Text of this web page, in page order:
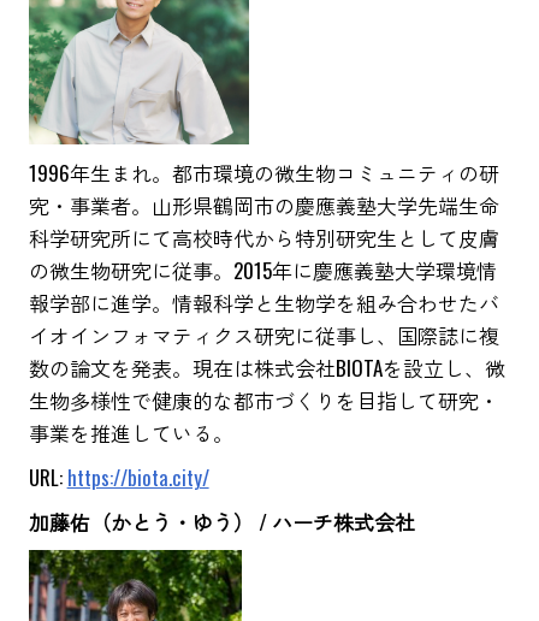
1996年生まれ。都市環境の微生物コミュニティの研
究・事業者。山形県鶴岡市の慶應義塾大学先端生命
科学研究所にて高校時代から特別研究生として皮膚
の微生物研究に従事。2015年に慶應義塾大学環境情
報学部に進学。情報科学と生物学を組み合わせたバ
イオインフォマティクス研究に従事し、国際誌に複
数の論文を発表。現在は株式会社BIOTAを設立し、微
生物多様性で健康的な都市づくりを目指して研究・
事業を推進している。
URL: https://biota.city/
加藤佑（かとう・ゆう） / ハーチ株式会社